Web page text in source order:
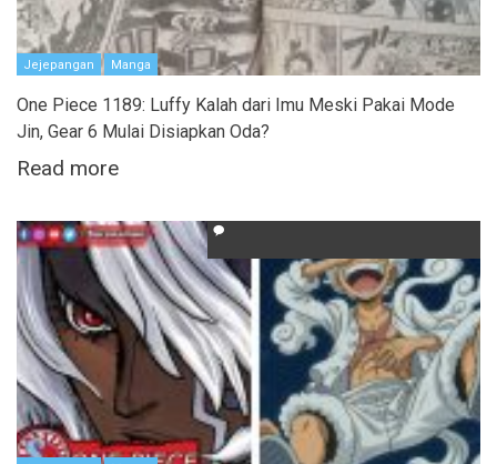
Jejepangan Manga
One Piece 1189: Luffy Kalah dari Imu Meski Pakai Mode
Jin, Gear 6 Mulai Disiapkan Oda?
Read more